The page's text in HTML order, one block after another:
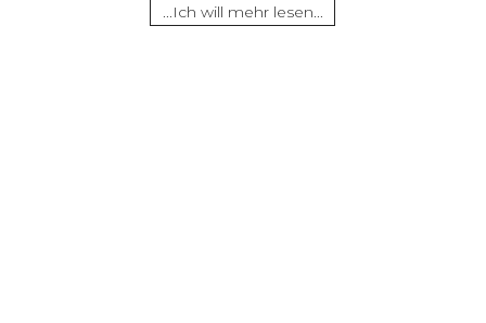
...Ich will mehr lesen...